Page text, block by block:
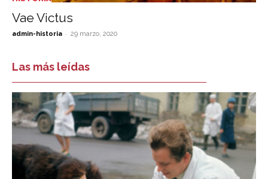
Vae Victus
admin-historia - 29 marzo, 2020
Las más leídas